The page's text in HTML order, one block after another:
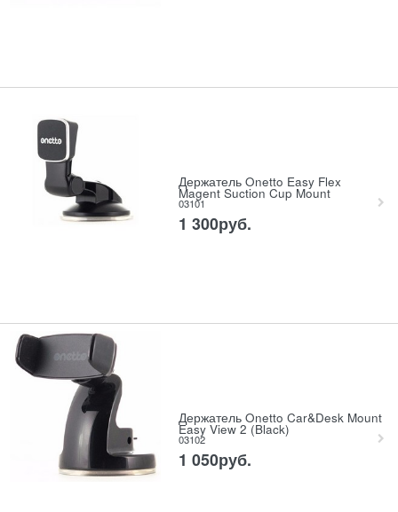
Держатель Onetto Easy Flex
Magent Suction Cup Mount
03101
1 300руб.
Держатель Onetto Car&Desk Mount
Easy View 2 (Black)
03102
1 050руб.